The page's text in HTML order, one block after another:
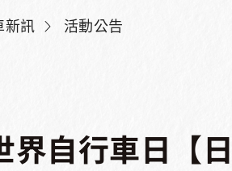
新訊 活動公告
界自行車日【